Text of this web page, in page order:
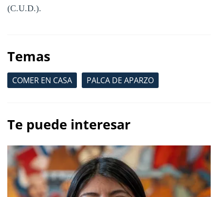
(C.U.D.).
Temas
COMER EN CASA PALCA DE APARZO
Te puede interesar